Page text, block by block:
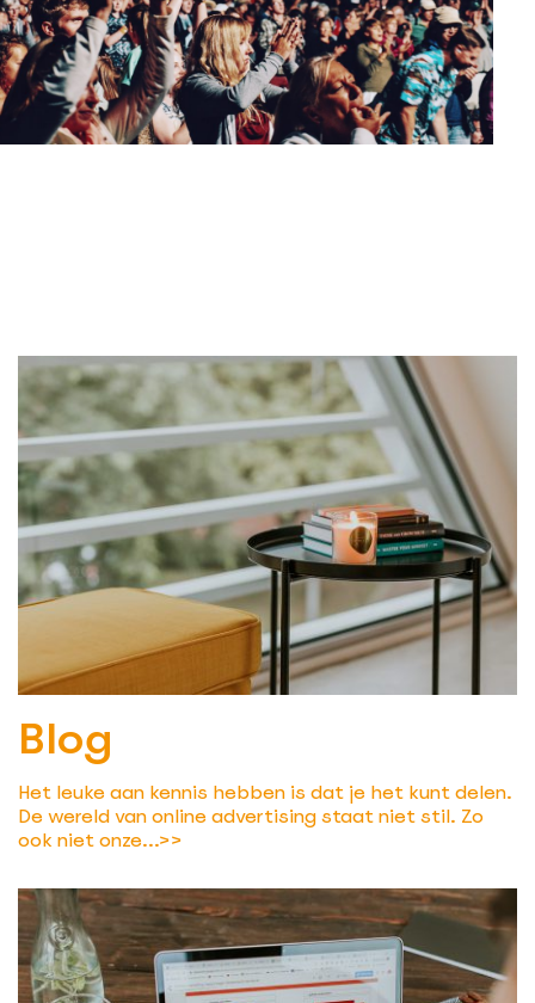
Blog
Het leuke aan kennis hebben is dat je het kunt delen.
De wereld van online advertising staat niet stil. Zo
ook niet onze...>>